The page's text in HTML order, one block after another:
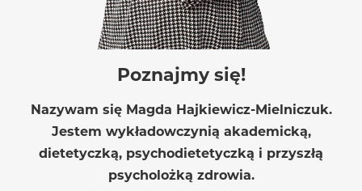
Poznajmy się!
Nazywam się Magda Hajkiewicz-Mielniczuk.
Jestem wykładowczynią akademicką,
dietetyczką, psychodietetyczką i przyszłą
psycholożką zdrowia.